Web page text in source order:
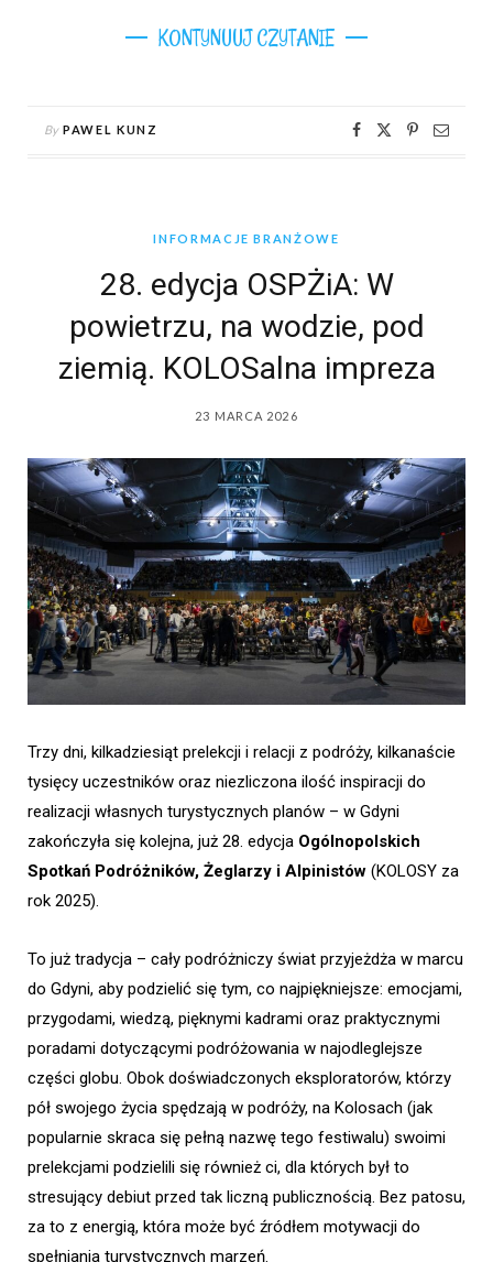
KONTYNUUJ CZYTANIE
By PAWEL KUNZ
INFORMACJE BRANŻOWE
28. edycja OSPŻiA: W
powietrzu, na wodzie, pod
ziemią. KOLOSalna impreza
23 MARCA 2026
Trzy dni, kilkadziesiąt prelekcji i relacji z podróży, kilkanaście
tysięcy uczestników oraz niezliczona ilość inspiracji do
realizacji własnych turystycznych planów – w Gdyni
zakończyła się kolejna, już 28. edycja Ogólnopolskich
Spotkań Podróżników, Żeglarzy i Alpinistów (KOLOSY za
rok 2025).
To już tradycja – cały podróżniczy świat przyjeżdża w marcu
do Gdyni, aby podzielić się tym, co najpiękniejsze: emocjami,
przygodami, wiedzą, pięknymi kadrami oraz praktycznymi
poradami dotyczącymi podróżowania w najodleglejsze
części globu. Obok doświadczonych eksploratorów, którzy
pół swojego życia spędzają w podróży, na Kolosach (jak
popularnie skraca się pełną nazwę tego festiwalu) swoimi
prelekcjami podzielili się również ci, dla których był to
stresujący debiut przed tak liczną publicznością. Bez patosu,
za to z energią, która może być źródłem motywacji do
spełniania turystycznych marzeń.